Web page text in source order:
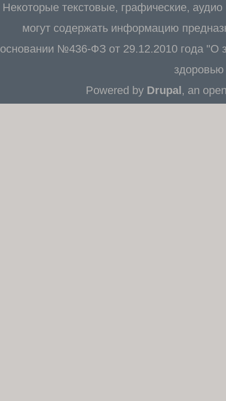
Некоторые текстовые, графические,
могут содержать информацию
основании №436-ФЗ от 29.12.2010 года "О
Powered by Drupal, an